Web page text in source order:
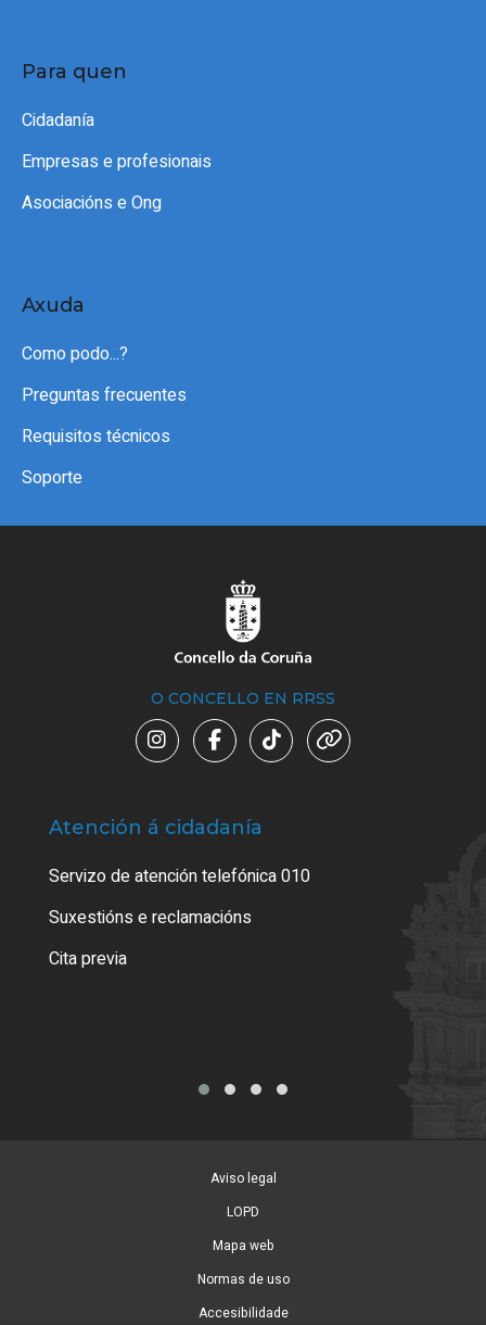
Para quen
Cidadanía
Empresas e profesionais
Asociacións e Ong
Axuda
Como podo...?
Preguntas frecuentes
Requisitos técnicos
Soporte
O CONCELLO EN RRSS
Atención á cidadanía
Servizo de atención telefónica 010
Suxestións e reclamacións
Cita previa
Aviso legal
LOPD
Mapa web
Normas de uso
Accesibilidade